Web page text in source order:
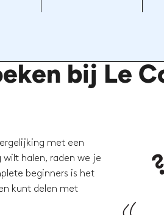
bij Le
met een
halen, raden we je
beginners is het
kunt delen met